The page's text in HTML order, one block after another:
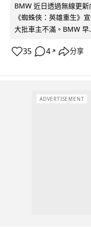
BMW 近日透過無線更
《蜘蛛俠：英雄重生》
大批車主不滿。BMW 早
35 4 ↗ 分享
ADVERTISEMENT